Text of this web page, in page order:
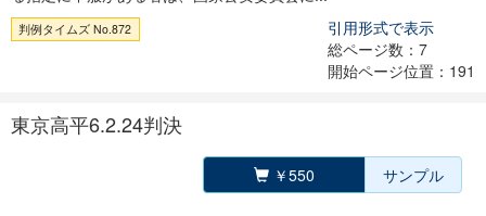
判例タイムズ No.872
引用形式で表示
総ページ数：7
開始ページ位置：191
東京高平6.2.24判決
￥550 サンプル